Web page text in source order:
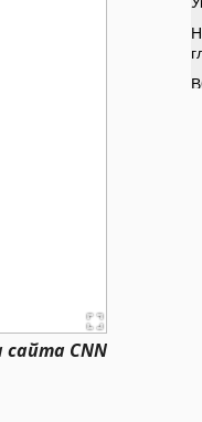
сайта CNN